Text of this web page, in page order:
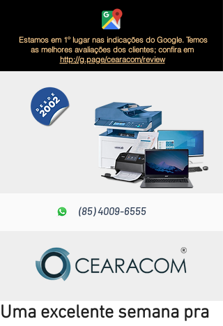
Estamos em 1º lugar nas indicações do Google. Temos
as melhores avaliações dos clientes; confira em
http://g.page/cearacom/review
(85) 4009-6555
Uma excelente semana pra